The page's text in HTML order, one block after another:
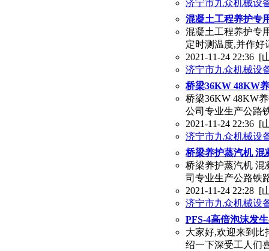
济宁市九众机械设
混凝土工程养护专
混凝土工程养护专
定时测温度,并作好
2021-11-24 22:36 [
济宁市九众机械设
桥梁36KW 48KW
桥梁36KW 48KW
公司专业生产公路
2021-11-24 22:36 [
济宁市九众机械设
桥梁养护蒸汽机 混
桥梁养护蒸汽机 混
司专业生产公路铁
2021-11-24 22:28 [
济宁市九众机械设
PFS-4高倍泡沫发
大家好,欢迎来到比
绍一下深受工人们